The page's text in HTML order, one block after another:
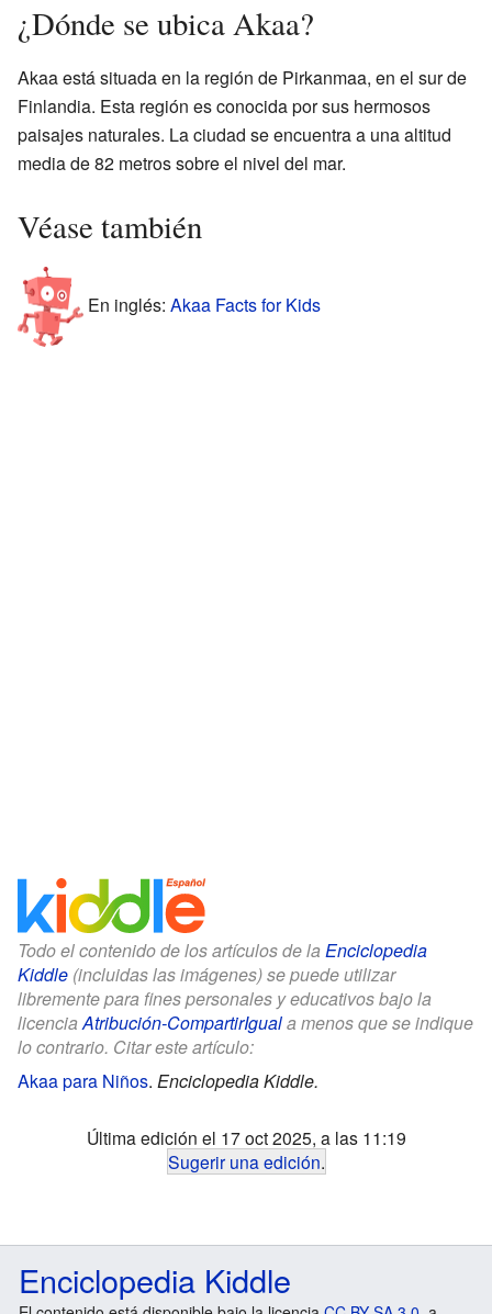
¿Dónde se ubica Akaa?
Akaa está situada en la región de Pirkanmaa, en el sur de
Finlandia. Esta región es conocida por sus hermosos
paisajes naturales. La ciudad se encuentra a una altitud
media de 82 metros sobre el nivel del mar.
Véase también
En inglés: Akaa Facts for Kids
Todo el contenido de los artículos de la Enciclopedia
Kiddle (incluidas las imágenes) se puede utilizar
libremente para fines personales y educativos bajo la
licenciaAtribución-CompartirIguala menos que se indique
lo contrario. Citar este artículo:
Akaa para Niños. Enciclopedia Kiddle.
Última edición el 17 oct 2025, a las 11:19
Sugerir una edición.
Enciclopedia Kiddle